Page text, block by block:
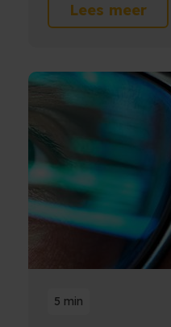
Lees meer
5 min